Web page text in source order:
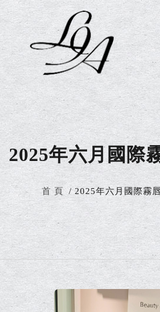
2025年六月國際
首 頁 2025年六月國際霧